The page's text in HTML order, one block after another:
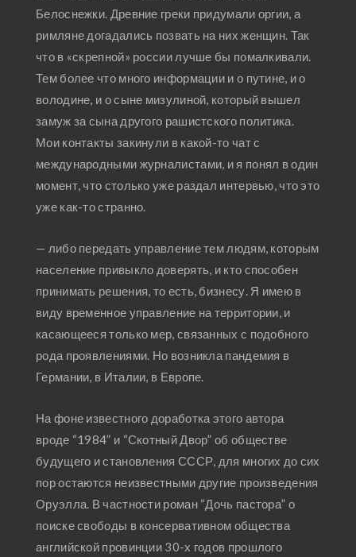
Белоснежки. Древние греки придумали оргии, а
римляне догадались позвать на них женщин. Так
что в «скрепной» россии лучше бы помалкивали.
Тем более что много информации и о путине, и о
володине, и о сыне мизулиной, который вышел
замуж за сына другого рашистского политика.
Мои контакты закинули в какой-то чат с
международными журналистами, и я понял в один
момент, что столько уже раздал интервью, что это
уже как-то странно.
— либо передать управление тем людям, которым
население привыкло доверять, и кто способен
принимать решения, то есть, бизнесу. Я имею в
виду временное управление на территории, и
касающееся только мер, связанных с подобного
рода проявлениями. Но возникла пандемия в
Германии, в Италии, в Европе.
На фоне известного доработка этого автора
вроде “1984” и “Скотный Двор” об обществе
будущего и становления СССР, для многих до сих
пор остаются неизвестными другие произведения
Оруэлла. В частности роман “Дочь пастора” о
поиске свободы в консервативном общества
английской провинции 30-х годов прошлого